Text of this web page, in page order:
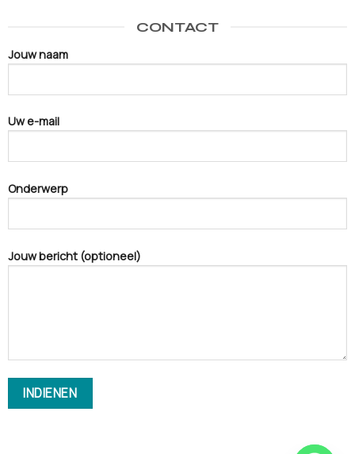
CONTACT
Jouw naam
Uw e-mail
Onderwerp
Jouw bericht (optioneel)